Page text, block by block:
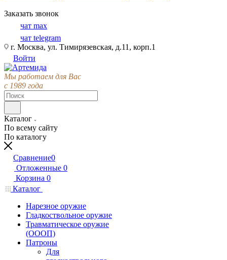
Заказать звонок
чат max
чат telegram
г. Москва, ул. Тимирязевская, д.11, корп.1
Войти
Мы работаем для Вас
с 1989 года
Каталог
По всему сайту
По каталогу
Сравнение0
Отложенные 0
Корзина 0
Каталог
Нарезное оружие
Гладкоствольное оружие
Травматическое оружие
(ОООП)
Патроны
Для